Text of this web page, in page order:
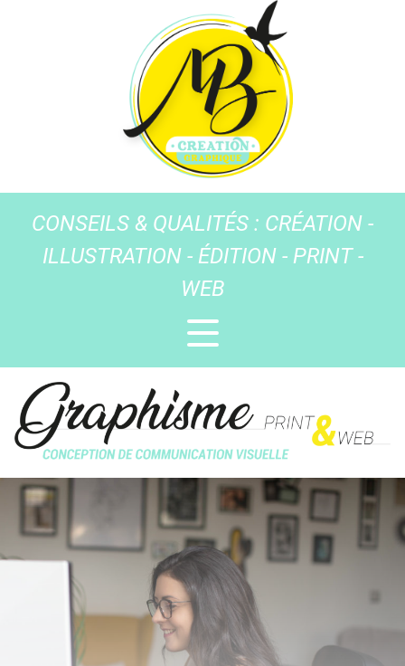
CONSEILS & QUALITÉS : CRÉATION -
ILLUSTRATION - ÉDITION - PRINT -
WEB